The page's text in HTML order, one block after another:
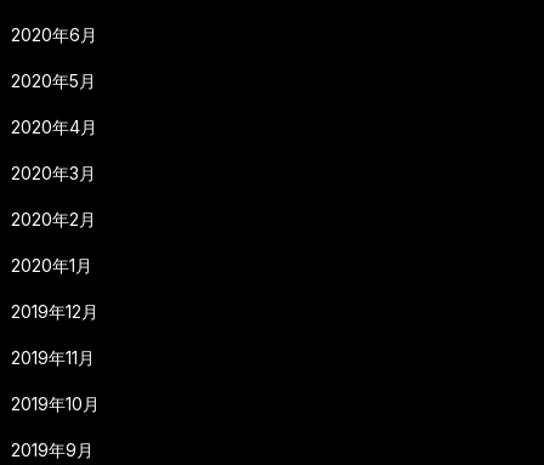
2020年6月
2020年5月
2020年4月
2020年3月
2020年2月
2020年1月
2019年12月
2019年11月
2019年10月
2019年9月